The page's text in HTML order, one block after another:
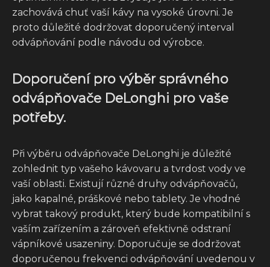
zachovává chuť vaší kávy na vysoké úrovni. Je
proto důležité dodržovat doporučený interval
odvápňování podle návodu od výrobce.
Doporučení pro výběr správného
odvápňovače DeLonghi pro vaše
potřeby.
Při výběru odvápňovače DeLonghi je důležité
zohlednit typ vašeho kávovaru a tvrdost vody ve
vaší oblasti. Existují různé druhy odvápňovačů,
jako kapalné, práškové nebo tablety. Je vhodné
vybrat takový produkt, který bude kompatibilní s
vaším zařízením a zároveň efektivně odstraní
vápníkové usazeniny. Doporučuje se dodržovat
doporučenou frekvenci odvápňování uvedenou v